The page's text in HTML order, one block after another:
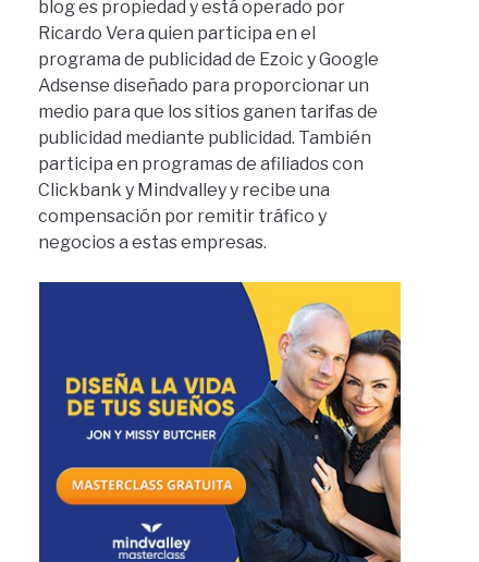
blog es propiedad y está operado por
Ricardo Vera quien participa en el
programa de publicidad de Ezoic y Google
Adsense diseñado para proporcionar un
medio para que los sitios ganen tarifas de
publicidad mediante publicidad. También
participa en programas de afiliados con
Clickbank y Mindvalley y recibe una
compensación por remitir tráfico y
negocios a estas empresas.